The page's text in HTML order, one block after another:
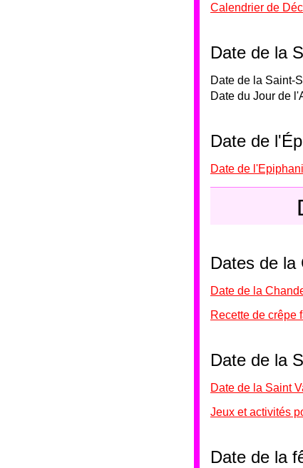
Calendrier de
Date de la
Date de la Saint-
Date du Jour de
Date de
Date de
Dates de la
Date de la
Recette de crêpe
Date de la
Date de la Saint
Jeux et activités
Date de la